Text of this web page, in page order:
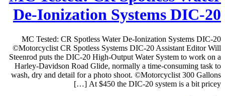
De-Ionization Systems DIC-20
MC Tested: CR Spotless Water De-Ionization Systems DIC-20
©Motorcyclist CR Spotless Systems DIC-20 Assistant Editor Will
Steenrod puts the DIC-20 High-Output Water System to work on a
Harley-Davidson Road Glide, normally a time-consuming task to
wash, dry and detail for a photo shoot. ©Motorcyclist 300 Gallons
At $450 the DIC-20 system is a bit pricey […]